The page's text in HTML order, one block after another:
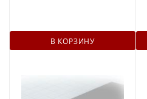
В КОРЗИНУ